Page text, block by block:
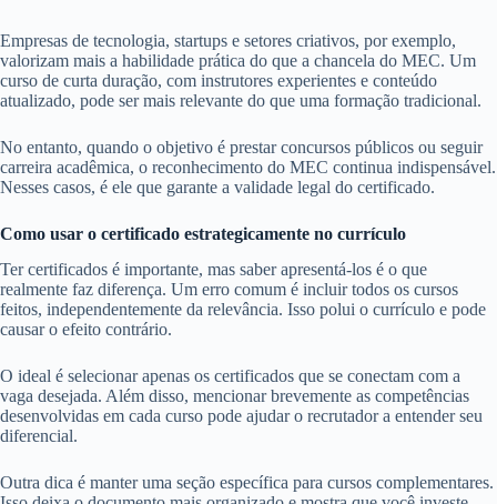
Empresas de tecnologia, startups e setores criativos, por exemplo,
valorizam mais a habilidade prática do que a chancela do MEC. Um
curso de curta duração, com instrutores experientes e conteúdo
atualizado, pode ser mais relevante do que uma formação tradicional.
No entanto, quando o objetivo é prestar concursos públicos ou seguir
carreira acadêmica, o reconhecimento do MEC continua indispensável.
Nesses casos, é ele que garante a validade legal do certificado.
Como usar o certificado estrategicamente no currículo
Ter certificados é importante, mas saber apresentá-los é o que
realmente faz diferença. Um erro comum é incluir todos os cursos
feitos, independentemente da relevância. Isso polui o currículo e pode
causar o efeito contrário.
O ideal é selecionar apenas os certificados que se conectam com a
vaga desejada. Além disso, mencionar brevemente as competências
desenvolvidas em cada curso pode ajudar o recrutador a entender seu
diferencial.
Outra dica é manter uma seção específica para cursos complementares.